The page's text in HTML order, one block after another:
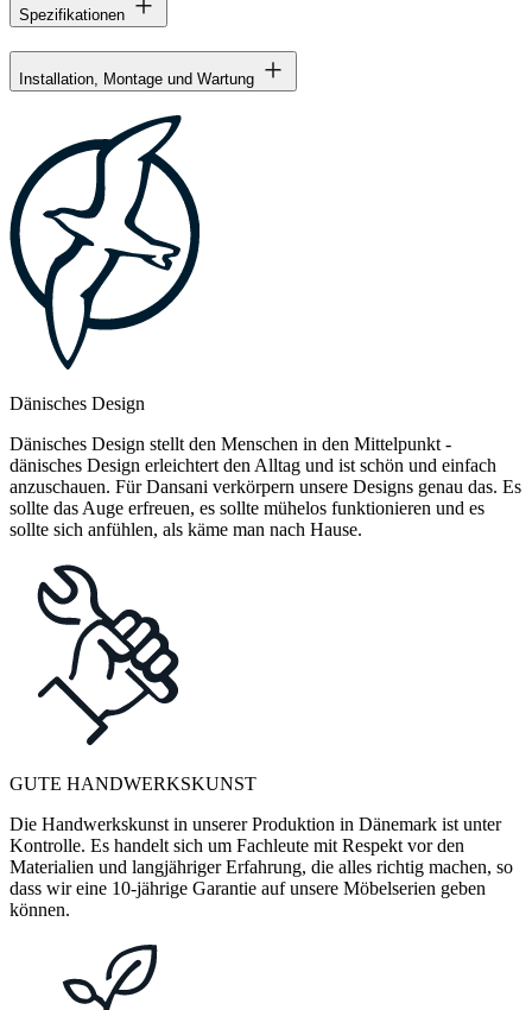
Spezifikationen
Installation, Montage und Wartung
Dänisches Design
Dänisches Design stellt den Menschen in den Mittelpunkt -
dänisches Design erleichtert den Alltag und ist schön und einfach
anzuschauen. Für Dansani verkörpern unsere Designs genau das. Es
sollte das Auge erfreuen, es sollte mühelos funktionieren und es
sollte sich anfühlen, als käme man nach Hause.
GUTE HANDWERKSKUNST
Die Handwerkskunst in unserer Produktion in Dänemark ist unter
Kontrolle. Es handelt sich um Fachleute mit Respekt vor den
Materialien und langjähriger Erfahrung, die alles richtig machen, so
dass wir eine 10-jährige Garantie auf unsere Möbelserien geben
können.